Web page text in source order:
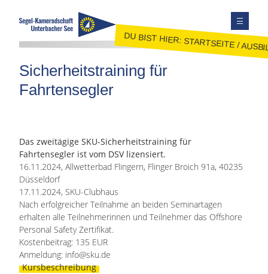
FAHRTENSEGELN
MITGLIEDER
KONTAKT
SEITE DURCHSUCHEN
FACEBOOK
INSTAGRAM
DU BIST HIER:STARTSEITE/
Sicherheitstraining für
Fahrtensegler
Das zweitägige SKU-Sicherheitstraining für
Fahrtensegler ist vom DSV lizensiert.
16.11.2024, Allwetterbad Flingern, Flinger Broich 91a, 40235
Düsseldorf
17.11.2024, SKU-Clubhaus
Nach erfolgreicher Teilnahme an beiden Seminartagen
erhalten alle Teilnehmerinnen und Teilnehmer das Offshore
Personal Safety Zertifikat.
Kostenbeitrag: 135 EUR
Anmeldung: info@sku.de
Kursbeschreibung